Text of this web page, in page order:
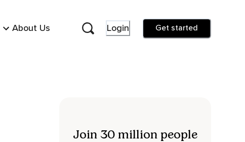
About Us Login Get started
Join 30 million people